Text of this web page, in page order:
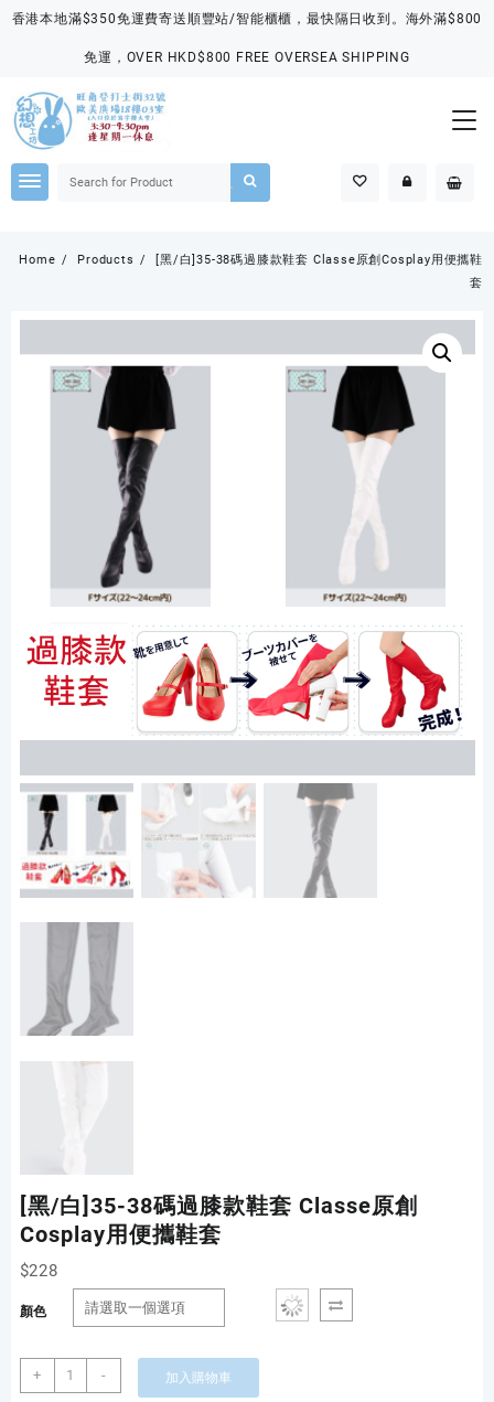
Skip
香港本地滿$350免運費寄送順豐站/智能櫃櫃，最快隔日收到。海外滿$800
免運，OVER HKD$800 FREE OVERSEA SHIPPING
Home Products
[黑/白]35-38碼過膝款鞋套 Classe原創Cosplay用便攜鞋
套
[黑/白]35-38碼過膝款鞋套 Classe原創
Cosplay用便攜鞋套
$228
顏色
+
[黑/
白]35-
- 加入購物車